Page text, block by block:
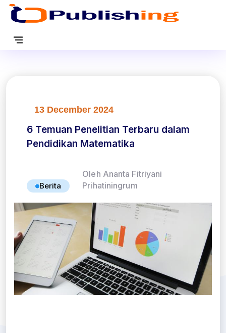
13 December 2024
6 Temuan Penelitian Terbaru dalam
Pendidikan Matematika
Berita
Oleh Ananta Fitriyani
Prihatiningrum